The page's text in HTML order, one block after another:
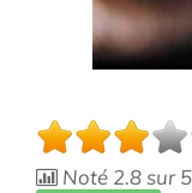
Noté 2.8sur5